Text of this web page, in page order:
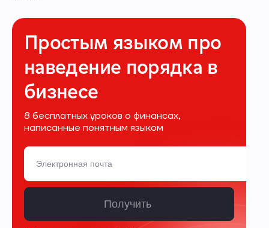
Простым языком про
наведение порядка в
бизнесе
8 бесплатных уроков о финансах,
написанные понятным языком
Получить